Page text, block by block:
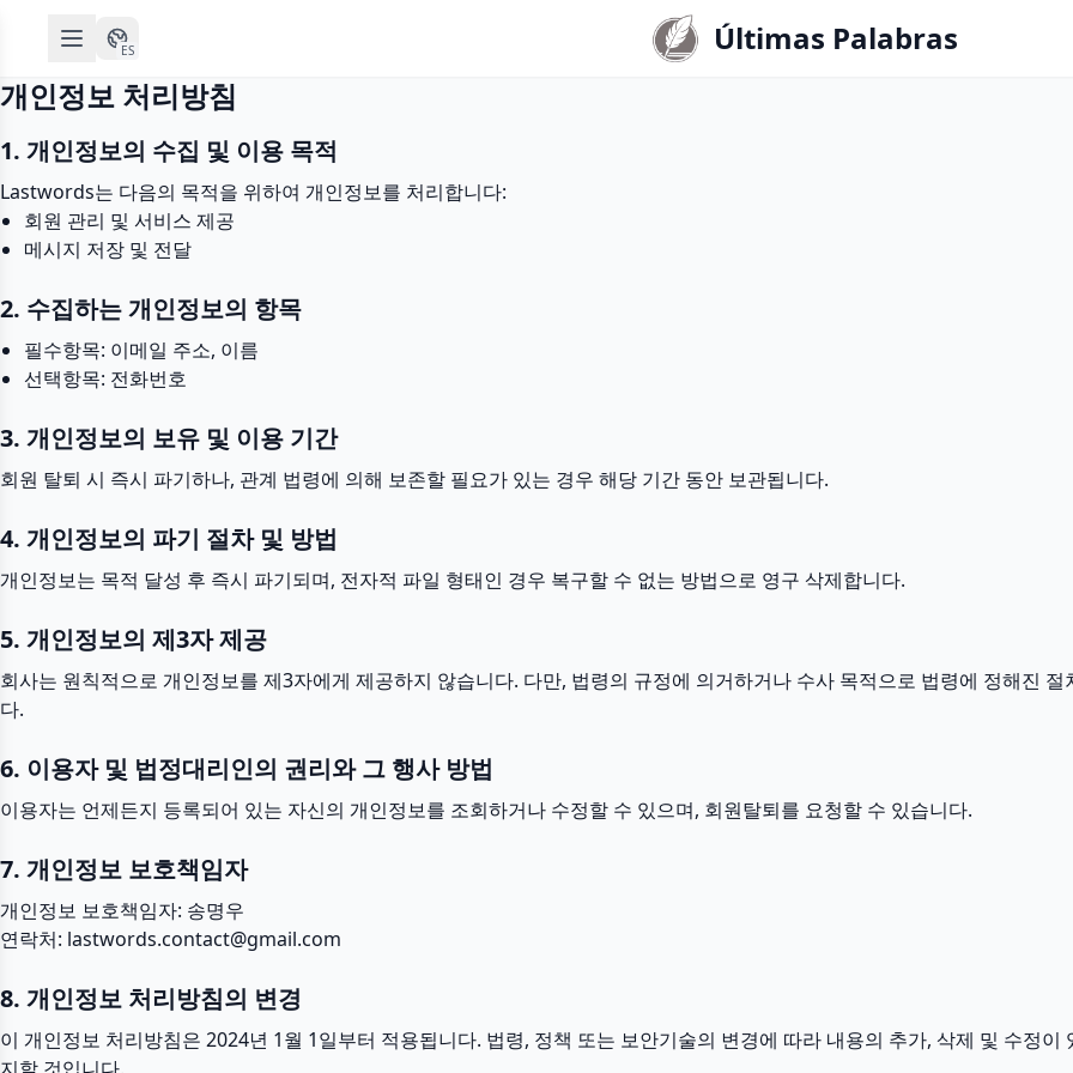
ES Últimas Palabras
개인정보 처리방침
1. 개인정보의 수집 및 이용 목적
Lastwords는 다음의 목적을 위하여 개인정보를 처리합니다:
회원 관리 및 서비스 제공
메시지 저장 및 전달
2. 수집하는 개인정보의 항목
필수항목: 이메일 주소, 이름
선택항목: 전화번호
3. 개인정보의 보유 및 이용 기간
회원 탈퇴 시 즉시 파기하나, 관계 법령에 의해 보존할 필요가 있는 경우 해당 기간 동안 보관됩니다.
4. 개인정보의 파기 절차 및 방법
개인정보는 목적 달성 후 즉시 파기되며, 전자적 파일 형태인 경우 복구할 수 없는 방법으로 영구 삭제합니다.
5. 개인정보의 제3자 제공
회사는 원칙적으로 개인정보를 제3자에게 제공하지 않습니다. 다만, 법령의 규정에 의거하거나 수사 목적으로 법령에 정해진
다.
6. 이용자 및 법정대리인의 권리와 그 행사 방법
이용자는 언제든지 등록되어 있는 자신의 개인정보를 조회하거나 수정할 수 있으며, 회원탈퇴를 요청할 수 있습니다.
7. 개인정보 보호책임자
개인정보 보호책임자: 송명우
연락처: lastwords.contact@gmail.com
8. 개인정보 처리방침의 변경
이 개인정보 처리방침은 2024년 1월 1일부터 적용됩니다. 법령, 정책 또는 보안기술의 변경에 따라 내용의 추가, 삭제 및 수정